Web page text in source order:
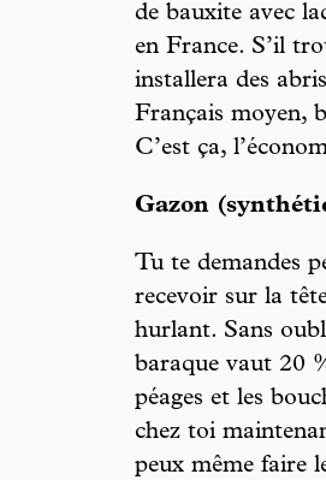
de bauxite avec
en France. S’il
installera des
Français moyen,
C’est ça,
Gazon
Tu te demandes
recevoir sur la
hurlant. Sans
baraque vaut 20
péages et les
chez toi
peux même faire